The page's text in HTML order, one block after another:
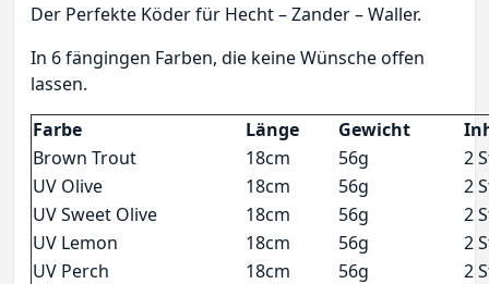
Der Perfekte Köder für Hecht – Zander – Waller.
In 6 fängingen Farben, die keine Wünsche offen
lassen.
Farbe
Länge Gewicht
Brown Trout
18cm 56g
2
UV Olive
18cm 56g
2
UV Sweet Olive
18cm 56g
2
UV Lemon
18cm 56g
2
UV Perch
18cm 56g
2